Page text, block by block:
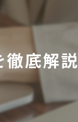
底解説